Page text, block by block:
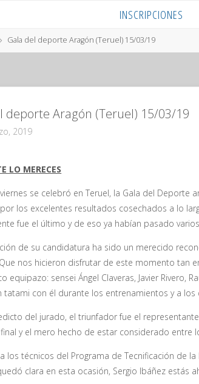
INSCRIPCIONES
Gala del deporte Aragón (Teruel) 15/03/19
deporte Aragón (Teruel) 15/03/19
2019
LO MERECES
se celebró en Teruel, la Gala del
los excelentes resultados cosechados a lo
fue el último y de eso ya habían pasado
de su candidatura ha sido un merecido
nos hicieron disfrutar de este momento tan
equipazo: sensei Ángel Claveras, Javier
tatami con él durante los entrenamientos y a
del jurado, el triunfador fue el
y el mero hecho de estar considerado entre
los técnicos del Programa de Tecnificación de
clara en esta ocasión, Sergio Ibáñez estás ahí